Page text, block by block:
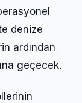
denize
ardından
geçecek.